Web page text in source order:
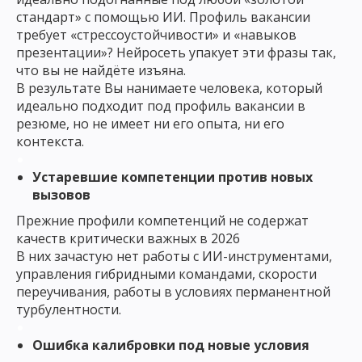
стандарт» с помощью ИИ. Профиль вакансии
требует «стрессоустойчивости» и «навыков
презентации»? Нейросеть упакует эти фразы так,
что вы не найдёте изъяна.
В результате Вы нанимаете человека, который
идеально подходит под профиль вакансии в
резюме, но не имеет ни его опыта, ни его
контекста.
Устаревшие компетенции против новых
вызовов
Прежние профили компетенций не содержат
качеств критически важных в 2026
В них зачастую нет работы с ИИ-инструментами,
управления гибридными командами, скорости
переучивания, работы в условиях перманентной
турбулентности.
Ошибка калибровки под новые условия